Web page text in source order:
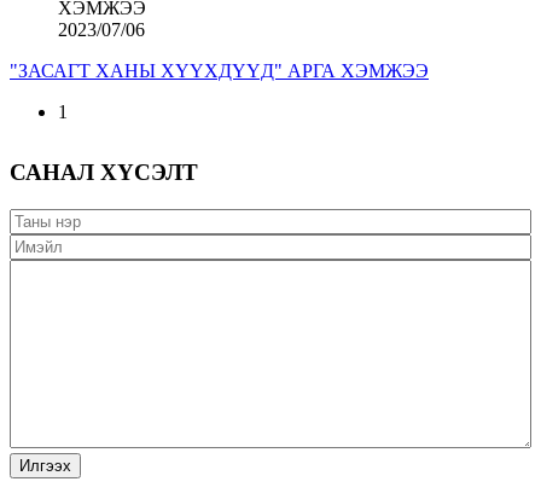
2023/07/06
"ЗАСАГТ ХАНЫ ХҮҮХДҮҮД" АРГА ХЭМЖЭЭ
1
САНАЛ ХҮСЭЛТ